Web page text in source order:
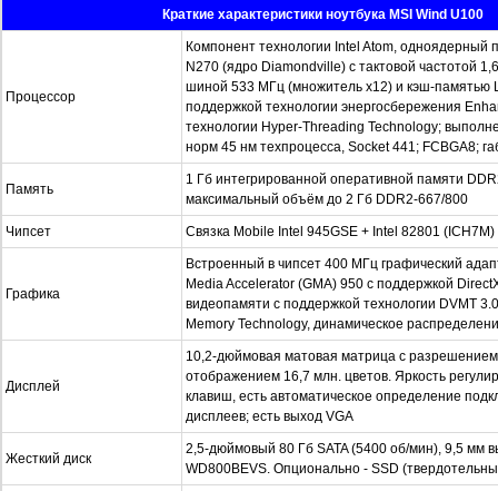
Краткие характеристики ноутбука MSI Wind U100
Процессор
Компонент технологии Intel Atom, одноядерный
N270 (ядро Diamondville) с тактовой частотой
шиной 533 МГц (множитель х12) и кэш-памятью
поддержкой технологии энергосбережения
технологии Hyper-Threading Technology;
норм 45 нм техпроцесса, Socket 441; FCBGA8;
Память
1 Гб интегрированной оперативной памяти
максимальный объём до 2 Гб DDR2-667/800
Чипсет Связка Mobile Intel 945GSE + Intel 82801 (ICH7M)
Графика
Встроенный в чипсет 400 МГц графический
Media Accelerator (GMA) 950 с поддержкой
видеопамяти с поддержкой технологии DVMT
Memory Technology, динамическое
Дисплей
10,2-дюймовая матовая матрица с разрешением
отображением 16,7 млн. цветов. Яркость
клавиш, есть автоматическое определение
дисплеев; есть выход VGA
Жесткий диск
2,5-дюймовый 80 Гб SATA (5400 об/мин), 9,5 мм
WD800BEVS. Опционально - SSD